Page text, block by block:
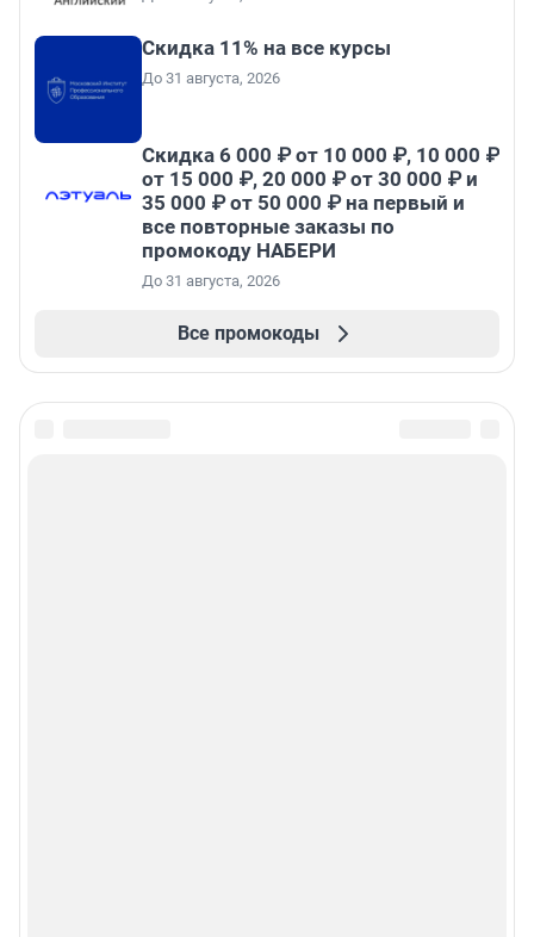
Скидка 11% на все курсы
До 31 августа, 2026
Скидка 6 000 ₽ от 10 000 ₽, 10 000 ₽
от 15 000 ₽, 20 000 ₽ от 30 000 ₽ и
35 000 ₽ от 50 000 ₽ на первый и
все повторные заказы по
промокоду НАБЕРИ
До 31 августа, 2026
Все промокоды